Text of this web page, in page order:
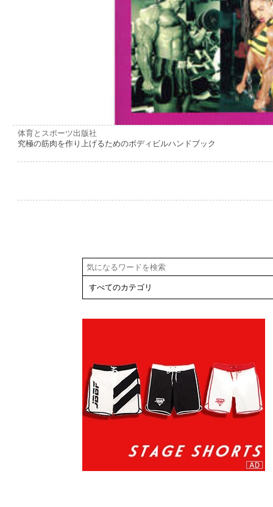
体育とスポーツ出版社
究極の筋肉を作り上げるためのボディビルハンドブック